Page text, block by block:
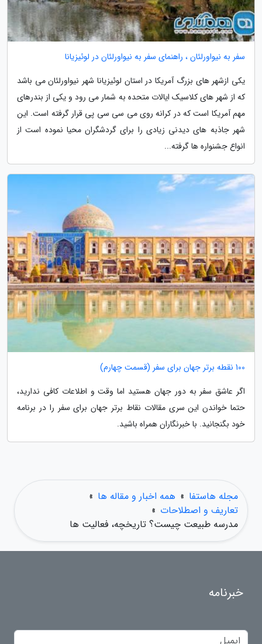
سفر به نیواورلئان ، راهنمای سفر به نیواورلئان در لوئیزیانا
یکی ازشهر های بزرگ آمریکا در استان لوئیزیانا شهر نیواورلئان می باشد
که از شهر های کلاسیک ایالات متحده به شمار می رود و یکی از بندرهای
مهم آمریکا است که در کرانه روی می سی سی پی قرار گرفته است. این
شهر جاذبه های دیدنی زیادی را برای گردشگران محیا نموده است از
انواع جشنواره ها گرفته...
100 نقطه برتر جهان برای سفر (قسمت چهارم)
اگر عاشق سفر به دور جهان هستید اما وقت و اطلاعات کافی ندارید،
حتما خواندن این سری مقالات نقاط برتر جهان برای سفر را در برنامه
خود بگنجانید. با خبرنگاران همراه باشید.
مجله هاستفا » همه اخبار و مقاله ها »
تعاریف و اصطلاحات »
مدرسه طبیعت چیست؟ تاریخچه، فعالیت ها
خبرنامه